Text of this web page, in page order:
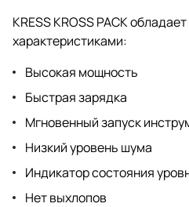
KRESS KROSS PACK
характеристиками:
Высокая мощность
Быстрая зарядка
Мгновенный запуск
Низкий уровень шума
Индикатор состояния
Нет выхлопов